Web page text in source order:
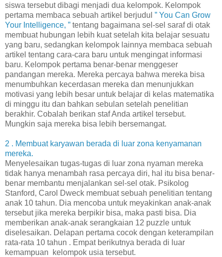
siswa tersebut dibagi menjadi dua kelompok. Kelompok
pertama membaca sebuah artikel berjudul ” You Can Grow
Your Intelligence, ” tentang bagaimana sel-sel saraf di otak
membuat hubungan lebih kuat setelah kita belajar sesuatu
yang baru, sedangkan kelompok lainnya membaca sebuah
artikel tentang cara-cara baru untuk mengingat informasi
baru. Kelompok pertama benar-benar menggeser
pandangan mereka. Mereka percaya bahwa mereka bisa
menumbuhkan kecerdasan mereka dan menunjukkan
motivasi yang lebih besar untuk belajar di kelas matematika
di minggu itu dan bahkan sebulan setelah penelitian
berakhir. Cobalah berikan staf Anda artikel tersebut.
Mungkin saja mereka bisa lebih bersemangat.
2 . Membuat karyawan berada di luar zona kenyamanan
mereka.
Menyelesaikan tugas-tugas di luar zona nyaman mereka
tidak hanya menambah rasa percaya diri, hal itu bisa benar-
benar membantu menjalankan sel-sel otak. Psikolog
Stanford, Carol Dweck membuat sebuah penelitian tentang
anak 10 tahun. Dia mencoba untuk meyakinkan anak-anak
tersebut jika mereka berpikir bisa, maka pasti bisa. Dia
memberikan anak-anak serangkaian 12 puzzle untuk
diselesaikan. Delapan pertama cocok dengan keterampilan
rata-rata 10 tahun . Empat berikutnya berada di luar
kemampuan kelompok usia tersebut.